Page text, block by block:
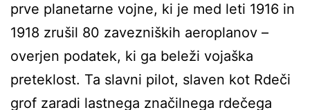
prve planetarne vojne, ki je med leti 1916 in
1918 zrušil 80 zavezniških aeroplanov –
overjen podatek, ki ga beleži vojaška
preteklost. Ta slavni pilot, slaven kot Rdeči
grof zaradi lastnega značilnega rdečega